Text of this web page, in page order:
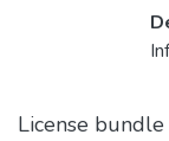
License bundle